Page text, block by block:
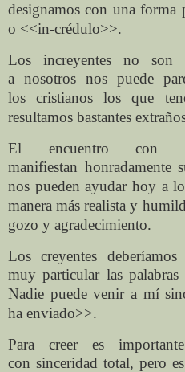
designamoscon una forma
o <<in-crédulo>>.
Los increyentes no son
a nosotros nos puede
loscristianos los que
resultamos bastantes
El encuentro con
manifiestan honradamente
nos puedenayudar hoy a
manera másrealista y
gozo y agradecimiento.
Los creyentes
muyparticular las
Nadie puede venir a mí
ha enviado>>.
Para creer es
con sinceridad total, pero